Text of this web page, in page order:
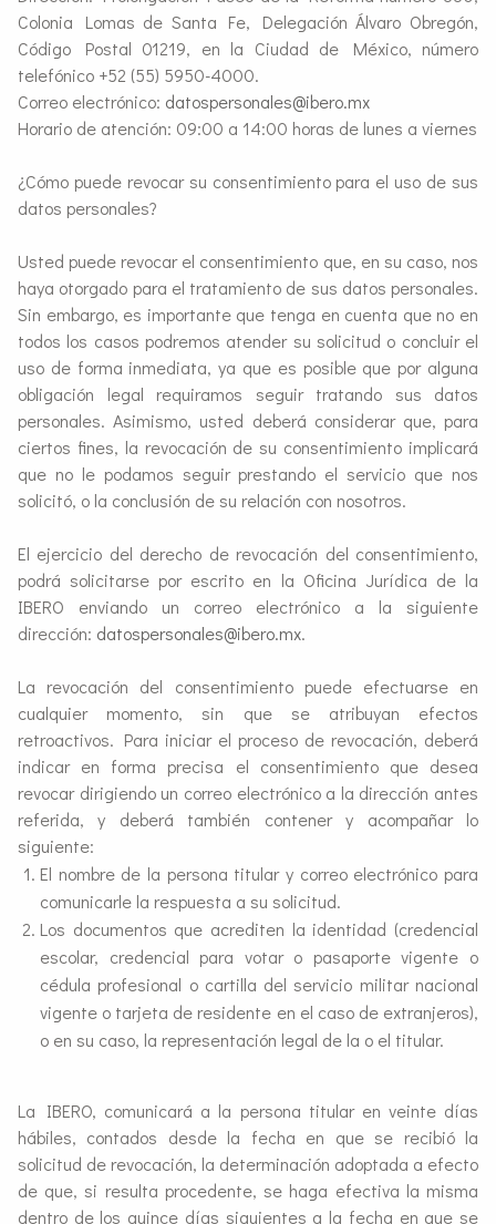
Colonia Lomas de Santa Fe, Delegación Álvaro Obregón,
Código Postal 01219, en la Ciudad de México, número
telefónico +52 (55) 5950-4000.
Correo electrónico: datospersonales@ibero.mx
Horario de atención: 09:00 a 14:00 horas de lunes a viernes
¿Cómo puede revocar su consentimiento para el uso de sus
datos personales?
Usted puede revocar el consentimiento que, en su caso, nos
haya otorgado para el tratamiento de sus datos personales.
Sin embargo, es importante que tenga en cuenta que no en
todos los casos podremos atender su solicitud o concluir el
uso de forma inmediata, ya que es posible que por alguna
obligación legal requiramos seguir tratando sus datos
personales. Asimismo, usted deberá considerar que, para
ciertos fines, la revocación de su consentimiento implicará
que no le podamos seguir prestando el servicio que nos
solicitó, o la conclusión de su relación con nosotros.
El ejercicio del derecho de revocación del consentimiento,
podrá solicitarse por escrito en la Oficina Jurídica de la
IBERO enviando un correo electrónico a la siguiente
dirección: datospersonales@ibero.mx.
La revocación del consentimiento puede efectuarse en
cualquier momento, sin que se atribuyan efectos
retroactivos. Para iniciar el proceso de revocación, deberá
indicar en forma precisa el consentimiento que desea
revocar dirigiendo un correo electrónico a la dirección antes
referida, y deberá también contener y acompañar lo
siguiente:
El nombre de la persona titular y correo electrónico para
comunicarle la respuesta a su solicitud.
Los documentos que acrediten la identidad (credencial
escolar, credencial para votar o pasaporte vigente o
cédula profesional o cartilla del servicio militar nacional
vigente o tarjeta de residente en el caso de extranjeros),
o en su caso, la representación legal de la o el titular.
La IBERO, comunicará a la persona titular en veinte días
hábiles, contados desde la fecha en que se recibió la
solicitud de revocación, la determinación adoptada a efecto
de que, si resulta procedente, se haga efectiva la misma
dentro de los quince días siguientes a la fecha en que se